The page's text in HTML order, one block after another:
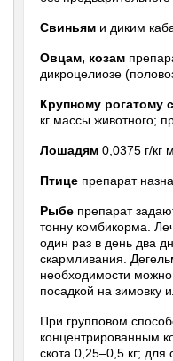
Свиньям и диким
Овцам, козам
дикроцелиозе
Крупному рогатому
кг массы животного;
Лошадям 0,0375 г/кг
Птице препарат
Рыбе препарат
тонну комбикорма.
один раз в день два
скармливания.
необходимости
посадкой на зимовку
При групповом
концентрированным
скота 0,25–0,5 кг;